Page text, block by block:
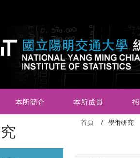
本所簡介 本所成員
首頁 學術研究